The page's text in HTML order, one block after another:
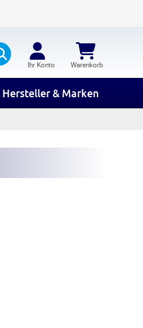
Warenkorb
Ihr Konto
Suchen
Hersteller & Marken